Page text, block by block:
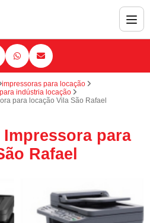
impressoras para locação
indústria locação
para locação Vila São Rafael
para
Rafael